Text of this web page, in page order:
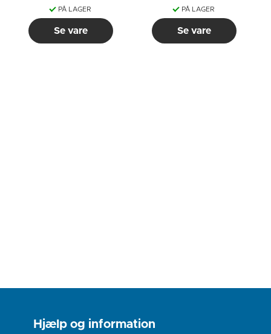
PÅ LAGER
Se vare
PÅ LAGER
Se vare
Hjælp og information